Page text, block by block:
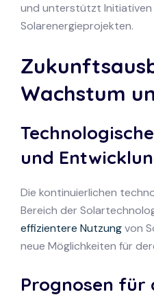
und unterstützt Initiativen
Solarenergieprojekten.
Wachstum
und
Die kontinuierlichen
Bereich der
effizientere Nutzungvon
neue Möglichkeiten für
Prognosen für